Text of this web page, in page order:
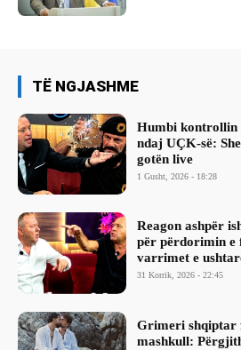
TË NGJASHME
Humbi kontrollin
ndaj UÇK-së:
gotën live
1 Gusht, 2026 - 18:28
Reagon ashpër
për përdorimin
varrimet e
31 Korrik, 2026 - 22:45
Grimeri shqiptar
mashkull: